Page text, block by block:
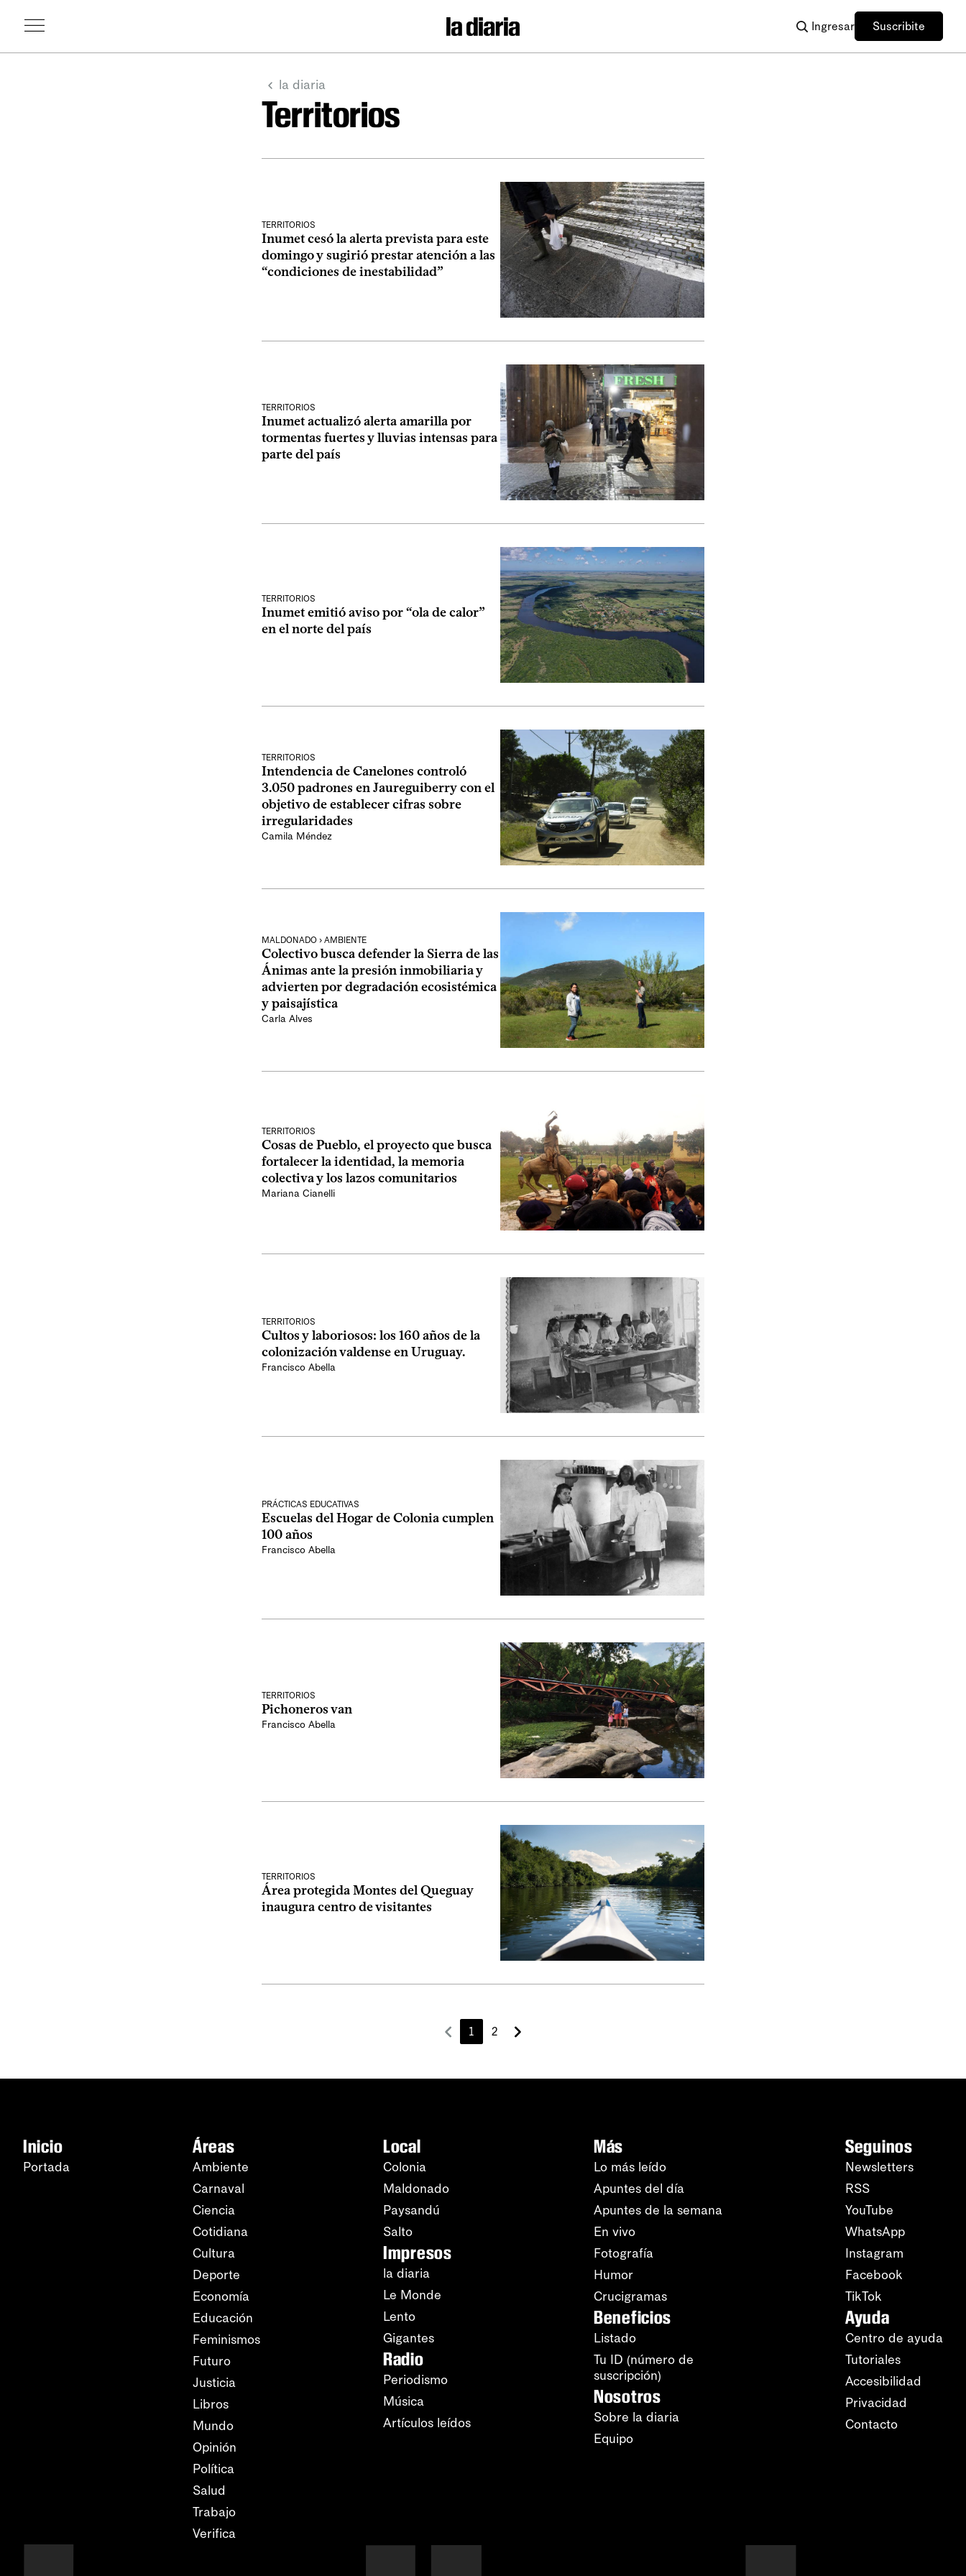
Ingresar Suscribite
la diaria
Territorios
TERRITORIOS
Inumet cesó la alerta prevista para este
domingo y sugirió prestar atención a las
“condiciones de inestabilidad”
TERRITORIOS
Inumet actualizó alerta amarilla por
tormentas fuertes y lluvias intensas para
parte del país
TERRITORIOS
Inumet emitió aviso por “ola de calor”
en el norte del país
TERRITORIOS
Intendencia de Canelones controló
3.050 padrones en Jaureguiberry con el
objetivo de establecer cifras sobre
irregularidades
Camila Méndez
MALDONADO › AMBIENTE
Colectivo busca defender la Sierra de las
Ánimas ante la presión inmobiliaria y
advierten por degradación ecosistémica
y paisajística
Carla Alves
TERRITORIOS
Cosas de Pueblo, el proyecto que busca
fortalecer la identidad, la memoria
colectiva y los lazos comunitarios
Mariana Cianelli
TERRITORIOS
Cultos y laboriosos: los 160 años de la
colonización valdense en Uruguay.
Francisco Abella
PRÁCTICAS EDUCATIVAS
Escuelas del Hogar de Colonia cumplen
100 años
Francisco Abella
TERRITORIOS
Pichoneros van
Francisco Abella
TERRITORIOS
Área protegida Montes del Queguay
inaugura centro de visitantes
1 2
Inicio
Portada
Áreas
Ambiente
Carnaval
Ciencia
Cotidiana
Cultura
Deporte
Economía
Educación
Feminismos
Futuro
Justicia
Libros
Mundo
Opinión
Política
Salud
Trabajo
Verifica
Local
Colonia
Maldonado
Paysandú
Salto
Impresos
la diaria
Le Monde
Lento
Gigantes
Radio
Periodismo
Música
Artículos leídos
Más
Lo más leído
Apuntes del día
Apuntes de la semana
En vivo
Fotografía
Humor
Crucigramas
Beneficios
Listado
Tu ID (número de
suscripción)
Nosotros
Sobre la diaria
Equipo
Seguinos
Newsletters
RSS
YouTube
WhatsApp
Instagram
Facebook
TikTok
Ayuda
Centro de ayuda
Tutoriales
Accesibilidad
Privacidad
Contacto